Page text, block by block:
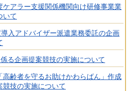
ケアラー支援関係機関向け研修事業業
いて
入アドバイザー派遣業務委託の企画
る企画提案競技の実施について
高齢者を守るお助けかわらばん」作成
競技の実施について